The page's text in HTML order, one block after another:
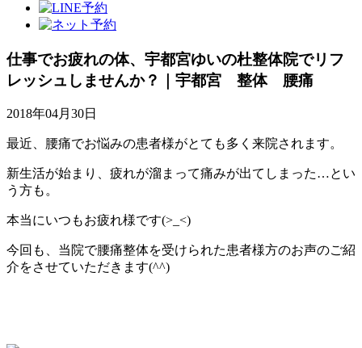
仕事でお疲れの体、宇都宮ゆいの杜整体院でリフ
レッシュしませんか？｜宇都宮 整体 腰痛
2018年04月30日
最近、腰痛でお悩みの患者様がとても多く来院されます。
新生活が始まり、疲れが溜まって痛みが出てしまった…とい
う方も。
本当にいつもお疲れ様です(>_<)
今回も、当院で腰痛整体を受けられた患者様方のお声のご紹
介をさせていただきます(^^)